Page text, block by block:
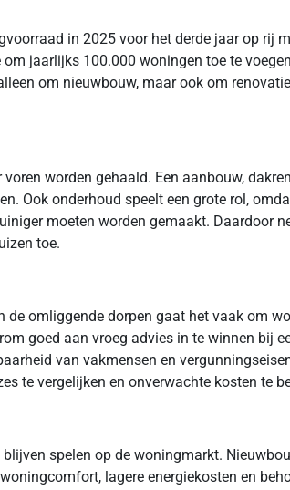
in 2025 voor het derde jaar op rij
jaarlijks 100.000 woningen toe te
om nieuwbouw, maar ook om
worden gehaald. Een aanbouw,
Ook onderhoud speelt een grote rol,
moeten worden gemaakt. Daardoor
toe.
omliggende dorpen gaat het vaak om
goed aan vroeg advies in te winnen bij
van vakmensen en
te vergelijken en onverwachte kosten te
spelen op de woningmarkt.
lagere energiekosten en